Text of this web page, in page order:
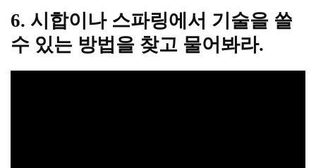
6. 시합이나 스파링에서 기술을 쓸
수 있는 방법을 찾고 물어봐라.